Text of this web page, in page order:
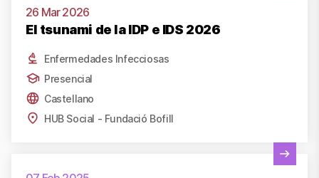
26 Mar 2026
El tsunami de la IDP e IDS 2026
Enfermedades Infecciosas
Presencial
Castellano
HUB Social - Fundació Bofill